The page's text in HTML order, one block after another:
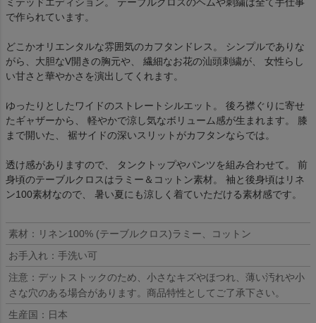
ミテッドエディション。 テーブルクロスのヘムや刺繍は全て手仕事
で作られています。
どこかオリエンタルな雰囲気のカフタンドレス。 シンプルでありな
がら、大胆なV開きの胸元や、 繊細なお花の汕頭刺繍が、 女性らし
い甘さと華やかさを演出してくれます。
ゆったりとしたワイドのストレートシルエット。 後ろ襟ぐりに寄せ
たギャザーから、 軽やかで涼し気なボリューム感が生まれます。 膝
まで開いた、 裾サイドの深いスリットがカフタンならでは。
透け感がありますので、 タンクトップやパンツを組み合わせて。 前
身頃のテーブルクロスはラミー＆コットン素材。 袖と後身頃はリネ
ン100素材なので、 暑い夏にも涼しく着ていただける素材感です。
素材：リネン100% (テーブルクロス)ラミー、コットン
お手入れ：手洗い可
注意：デットストックのため、小さなキズやほつれ、薄い汚れや小
さな穴のある場合があります。商品特性としてご了承下さい。
生産国：日本